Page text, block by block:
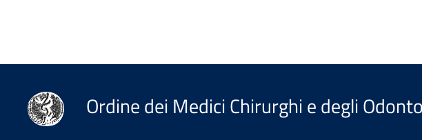
Ordine dei Medici Chirurghi e degli